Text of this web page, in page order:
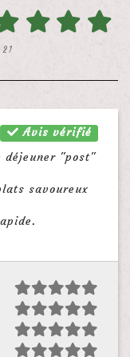
Avis vérifié
déjeuner "post"
savoureux